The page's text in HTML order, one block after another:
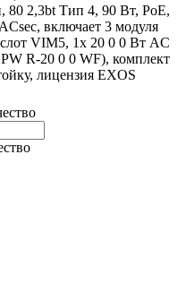
80 2,3bt Тип 4, 90 Вт, PoE,
включает 3 модуля
VIM5, 1x 20 0 0 Вт AC
R-20 0 0 WF), комплект
лицензия EXOS